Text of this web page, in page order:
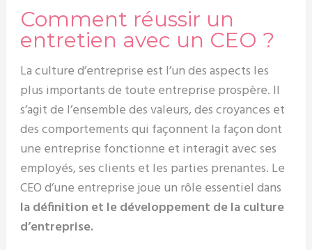
Comment réussir un
entretien avec un CEO ?
La culture d’entreprise est l’un des aspects les
plus importants de toute entreprise prospère. Il
s’agit de l’ensemble des valeurs, des croyances et
des comportements qui façonnent la façon dont
une entreprise fonctionne et interagit avec ses
employés, ses clients et les parties prenantes. Le
CEO d’une entreprise joue un rôle essentiel dans
la définition et le développement de la culture
d’entreprise.